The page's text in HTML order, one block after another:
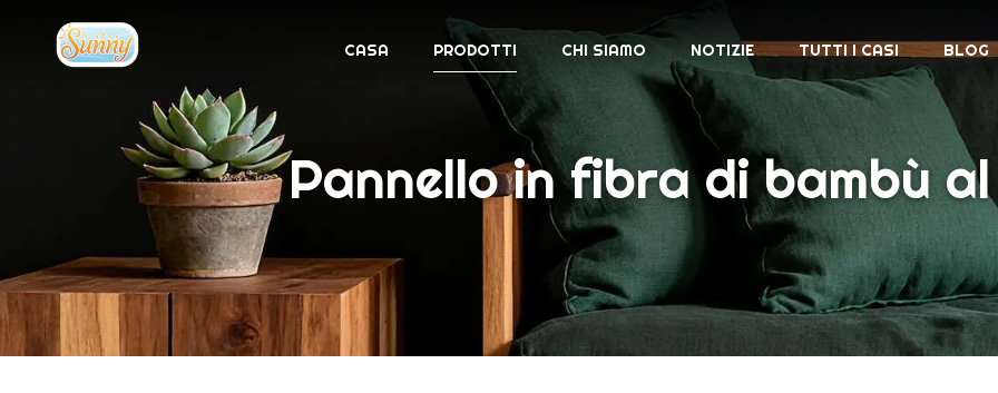
CASA PRODOTTI CHI SIAMO NOTIZIE TUTTI I CASI BLOG
Pannello in fibra di bambù